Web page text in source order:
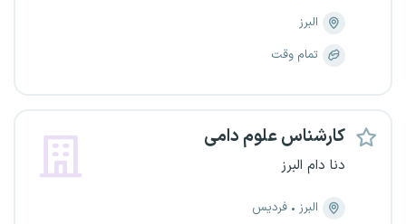
البرز
تمام وقت
کارشناس علوم دامی
دنا دام البرز
البرز
فردیس